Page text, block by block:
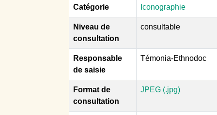
Catégorie Iconographie
Niveau de
consultation
consultable
Responsable
de saisie
Témonia-Ethnodoc
Format de
consultation
JPEG (.jpg)